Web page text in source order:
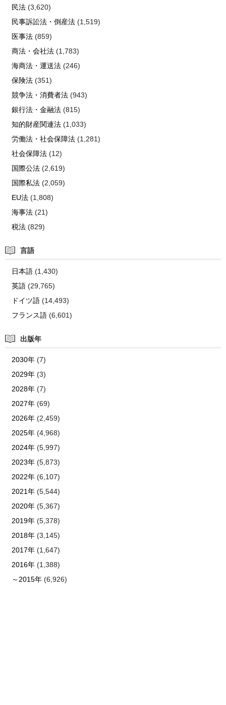
民法(3,620)
民事訴訟法・倒産法(1,519)
医事法(859)
商法・会社法(1,783)
海商法・運送法(246)
保険法(351)
競争法・消費者法(943)
銀行法・金融法(815)
知的財産関連法(1,033)
労働法・社会保障法(1,281)
社会保障法(12)
国際公法(2,619)
国際私法(2,059)
EU法(1,808)
海事法(21)
税法(829)
言語
日本語(1,430)
英語(29,765)
ドイツ語(14,493)
フランス語(6,601)
出版年
2030年(7)
2029年(3)
2028年(7)
2027年(69)
2026年(2,459)
2025年(4,968)
2024年(5,997)
2023年(5,873)
2022年(6,107)
2021年(5,544)
2020年(5,367)
2019年(5,378)
2018年(3,145)
2017年(1,647)
2016年(1,388)
～2015年(6,926)